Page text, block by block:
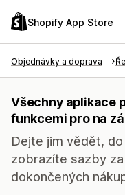
Shopify App Store
Objednávky a doprava
Všechny aplikace
funkcemi pro na
Dejte jim vědět,
zobrazíte sazby
dokončených